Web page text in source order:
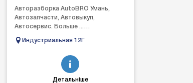
Авторазборка AutoBRO Умань,
Автозапчасти, Автовыкуп,
Автосервис. Больше ...
автосервис, автобро.
Индустриальная 12Г
Детальніше